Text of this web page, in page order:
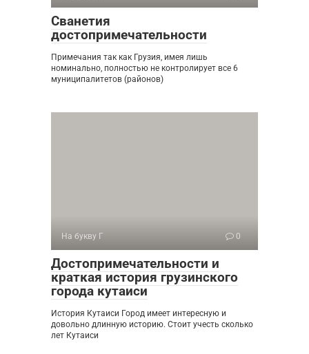
Сванетия
достопримечательности
Примечания так как Грузия, имея лишь
номинально, полностью не контролирует все 6
муниципалитетов (районов)
На букву Г 0
Достопримечательности и
краткая история грузинского
города кутаиси
История Кутаиси Город имеет интересную и
довольно длинную историю. Стоит учесть сколько
лет Кутаиси